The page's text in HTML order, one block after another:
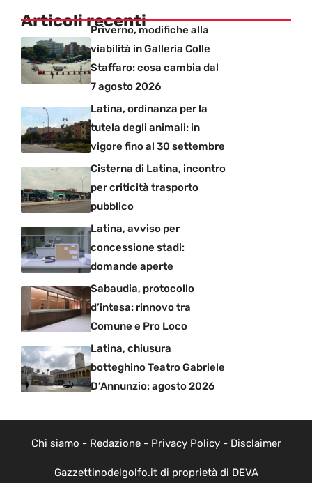
Articoli recentiPriverno, modifiche alla
viabilità in Galleria Colle
Staffaro: cosa cambia dal
7 agosto 2026
Latina, ordinanza per la
tutela degli animali: in
vigore fino al 30 settembre
Cisterna di Latina, incontro
per criticità trasporto
pubblico
Latina, avviso per
concessione stadi:
domande aperte
Sabaudia, protocollo
d’intesa: rinnovo tra
Comune e Pro Loco
Latina, chiusura
botteghino Teatro Gabriele
D’Annunzio: agosto 2026
Chi siamo - Redazione- Privacy Policy- Disclaimer
Gazzettinodelgolfo.it di proprietà di DEVA